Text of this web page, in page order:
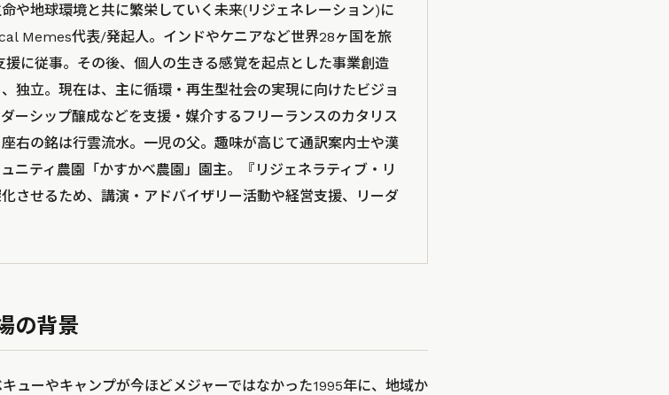
や地球環境と共に繁栄していく未来(リジェネレーション)に
Memes代表/発起人。インドやケニアなど世界28ヶ国を旅
に従事。その後、個人の生きる感覚を起点とした事業創造
独立。現在は、主に循環・再生型社会の実現に向けたビジョ
ーシップ醸成などを支援・媒介するフリーランスのカタリス
右の銘は行雲流水。一児の父。趣味が高じて通訳案内士や漢
ニティ農園「かすかべ農園」園主。『リジェネラティブ・リ
させるため、講演・アドバイザリー活動や経営支援、リーダ
の背景
ューやキャンプが今ほどメジャーではなかった1995年に、地域か